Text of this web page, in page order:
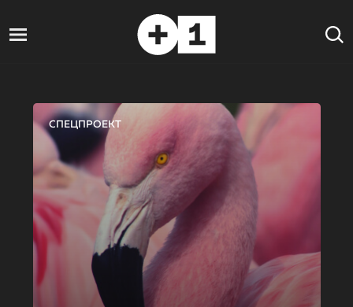
СПЕЦПРОЕКТ